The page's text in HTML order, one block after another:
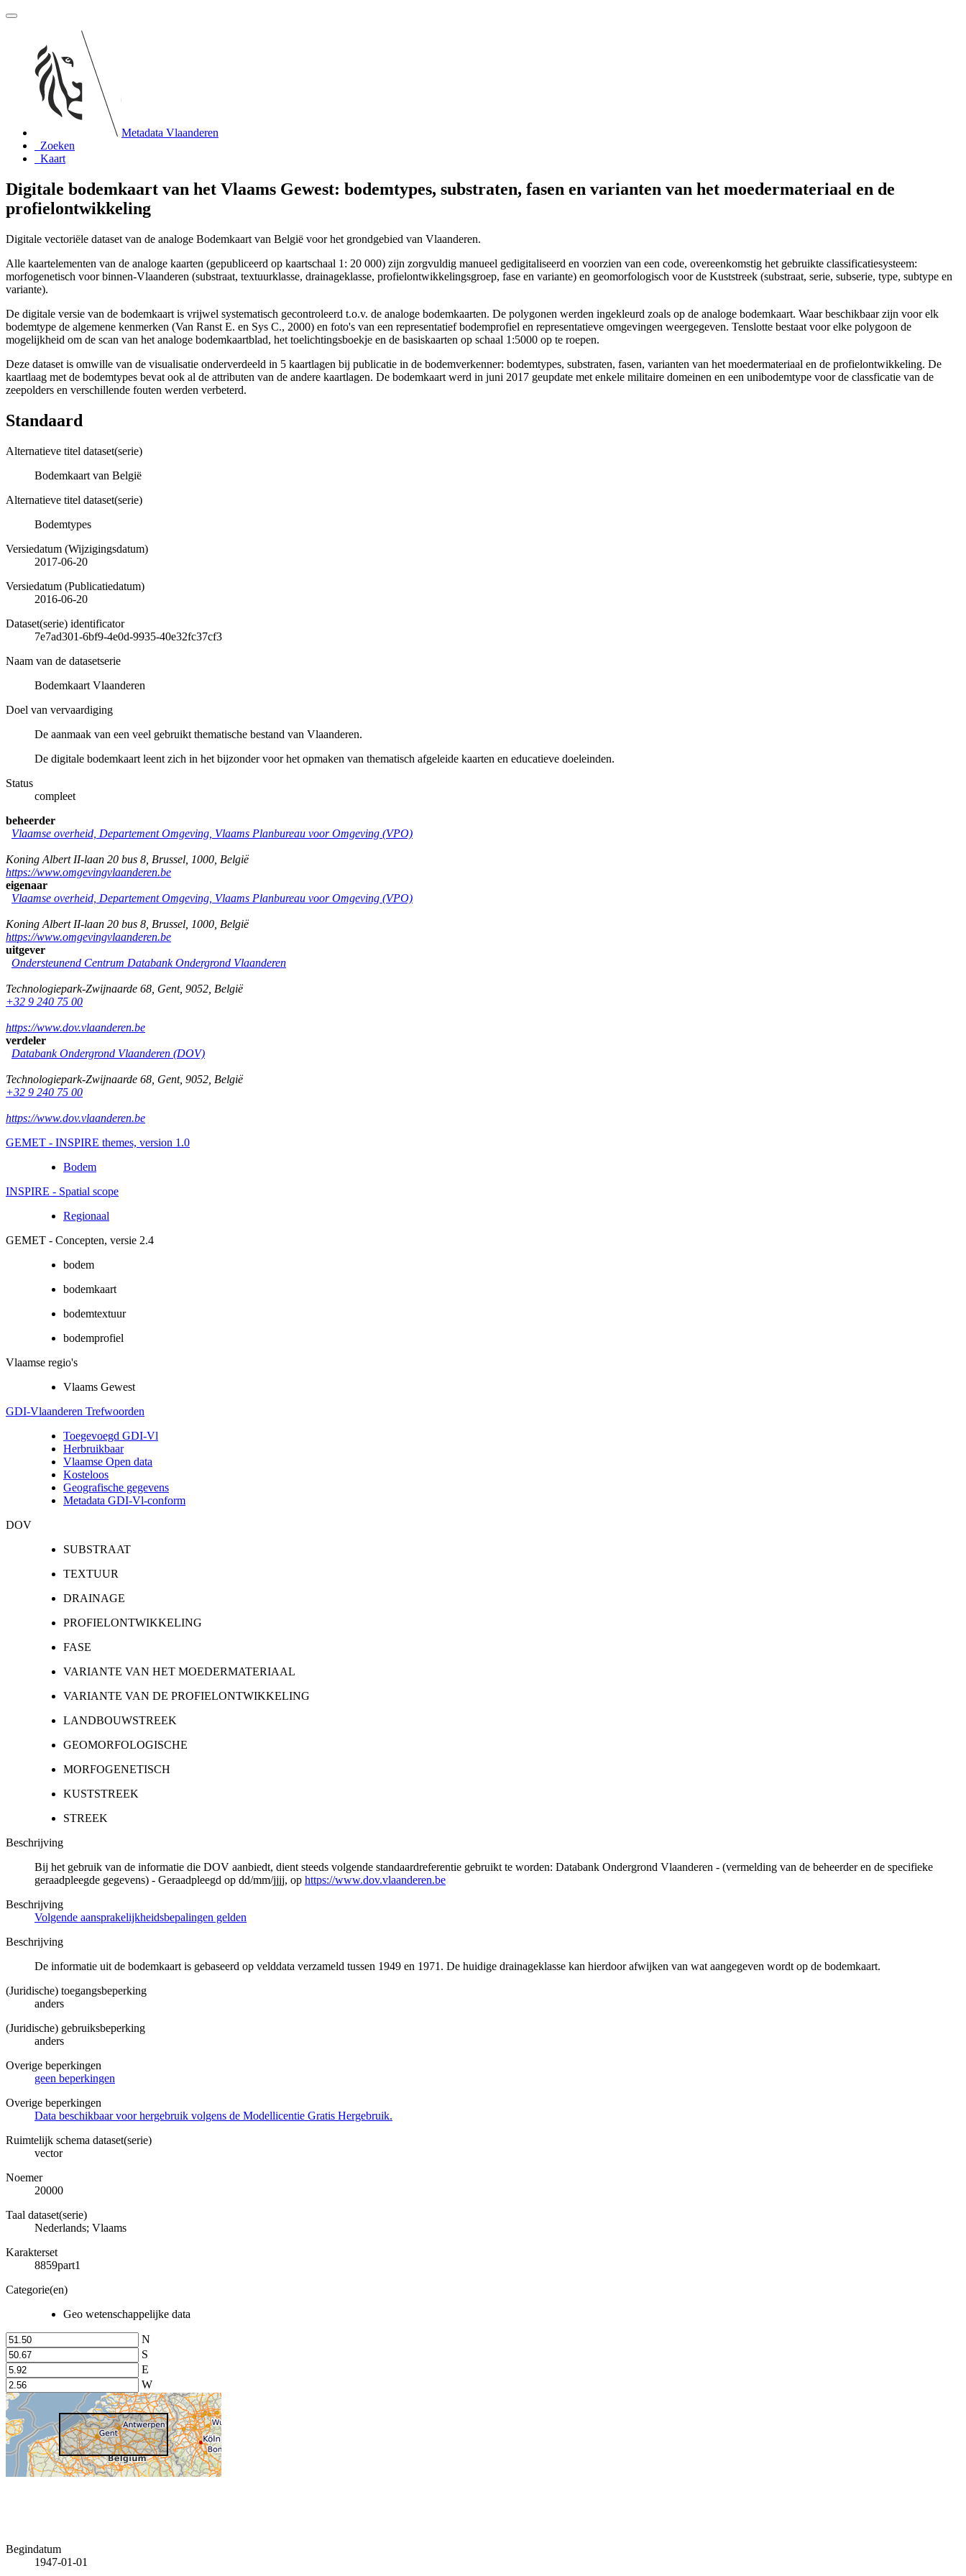
Metadata Vlaanderen
Zoeken
Kaart
Digitale bodemkaart van het Vlaams Gewest: bodemtypes, substraten, fasen en varianten van het moedermateriaal en de
profielontwikkeling
Digitale vectoriële dataset van de analoge Bodemkaart van België voor het grondgebied van Vlaanderen.
Alle kaartelementen van de analoge kaarten (gepubliceerd op kaartschaal 1: 20 000) zijn zorgvuldig manueel gedigitaliseerd en voorzien van een code, overeenkomstig het gebruikte classificatiesysteem:
morfogenetisch voor binnen-Vlaanderen (substraat, textuurklasse, drainageklasse, profielontwikkelingsgroep, fase en variante) en geomorfologisch voor de Kuststreek (substraat, serie, subserie, type, subtype en
variante).
De digitale versie van de bodemkaart is vrijwel systematisch gecontroleerd t.o.v. de analoge bodemkaarten. De polygonen werden ingekleurd zoals op de analoge bodemkaart. Waar beschikbaar zijn voor elk
bodemtype de algemene kenmerken (Van Ranst E. en Sys C., 2000) en foto's van een representatief bodemprofiel en representatieve omgevingen weergegeven. Tenslotte bestaat voor elke polygoon de
mogelijkheid om de scan van het analoge bodemkaartblad, het toelichtingsboekje en de basiskaarten op schaal 1:5000 op te roepen.
Deze dataset is omwille van de visualisatie onderverdeeld in 5 kaartlagen bij publicatie in de bodemverkenner: bodemtypes, substraten, fasen, varianten van het moedermateriaal en de profielontwikkeling. De
kaartlaag met de bodemtypes bevat ook al de attributen van de andere kaartlagen. De bodemkaart werd in juni 2017 geupdate met enkele militaire domeinen en een unibodemtype voor de classficatie van de
zeepolders en verschillende fouten werden verbeterd.
Standaard
Alternatieve titel dataset(serie)
Bodemkaart van België
Alternatieve titel dataset(serie)
Bodemtypes
Versiedatum (Wijzigingsdatum)
2017-06-20
Versiedatum (Publicatiedatum)
2016-06-20
Dataset(serie) identificator
7e7ad301-6bf9-4e0d-9935-40e32fc37cf3
Naam van de datasetserie
Bodemkaart Vlaanderen
Doel van vervaardiging
De aanmaak van een veel gebruikt thematische bestand van Vlaanderen.
De digitale bodemkaart leent zich in het bijzonder voor het opmaken van thematisch afgeleide kaarten en educatieve doeleinden.
Status
compleet
beheerder
Vlaamse overheid, Departement Omgeving, Vlaams Planbureau voor Omgeving (VPO)
Koning Albert II-laan 20 bus 8 Brussel 1000 België
https://www.omgevingvlaanderen.be
eigenaar
Vlaamse overheid, Departement Omgeving, Vlaams Planbureau voor Omgeving (VPO)
Koning Albert II-laan 20 bus 8 Brussel 1000 België
https://www.omgevingvlaanderen.be
uitgever
Ondersteunend Centrum Databank Ondergrond Vlaanderen
Technologiepark-Zwijnaarde 68 Gent, 9052 België
+32 9 240 75 00
https://www.dov.vlaanderen.be
verdeler
Databank Ondergrond Vlaanderen (DOV)
Technologiepark-Zwijnaarde 68 Gent, 9052 België
+32 9 240 75 00
https://www.dov.vlaanderen.be
GEMET - INSPIRE themes, version 1.0
Bodem
INSPIRE - Spatial scope
Regionaal
GEMET - Concepten, versie 2.4
bodem
bodemkaart
bodemtextuur
bodemprofiel
Vlaamse regio's
Vlaams Gewest
GDI-Vlaanderen Trefwoorden
Toegevoegd GDI-Vl
Herbruikbaar
Vlaamse Open data
Kosteloos
Geografische gegevens
Metadata GDI-Vl-conform
DOV
SUBSTRAAT
TEXTUUR
DRAINAGE
PROFIELONTWIKKELING
FASE
VARIANTE VAN HET MOEDERMATERIAAL
VARIANTE VAN DE PROFIELONTWIKKELING
LANDBOUWSTREEK
GEOMORFOLOGISCHE
MORFOGENETISCH
KUSTSTREEK
STREEK
Beschrijving
Bij het gebruik van de informatie die DOV aanbiedt, dient steeds volgende standaardreferentie gebruikt te worden: Databank Ondergrond Vlaanderen - (vermelding van de beheerder en de specifieke
geraadpleegde gegevens) - Geraadpleegd op dd/mm/jjjj, op https://www.dov.vlaanderen.be
Beschrijving
Volgende aansprakelijkheidsbepalingen gelden
Beschrijving
De informatie uit de bodemkaart is gebaseerd op velddata verzameld tussen 1949 en 1971. De huidige drainageklasse kan hierdoor afwijken van wat aangegeven wordt op de bodemkaart.
(Juridische) toegangsbeperking
anders
(Juridische) gebruiksbeperking
anders
Overige beperkingen
geen beperkingen
Overige beperkingen
Data beschikbaar voor hergebruik volgens de Modellicentie Gratis Hergebruik.
Ruimtelijk schema dataset(serie)
vector
Noemer
20000
Taal dataset(serie)
Nederlands; Vlaams
Karakterset
8859part1
Categorie(en)
Geo wetenschappelijke data
N
S
E
W
Begindatum
1947-01-01